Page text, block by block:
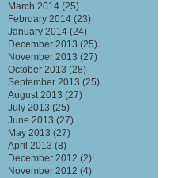
March 2014 (25)
February 2014 (23)
January 2014 (24)
December 2013 (25)
November 2013 (27)
October 2013 (28)
September 2013 (25)
August 2013 (27)
July 2013 (25)
June 2013 (27)
May 2013 (27)
April 2013 (8)
December 2012 (2)
November 2012 (4)